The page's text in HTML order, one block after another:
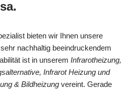
bieten wir Ihnen unsere
nachhaltig beeindruckendem
ist in unserem Infrarotheizung,
Infrarot Heizung und
& Bildheizung vereint. Gerade